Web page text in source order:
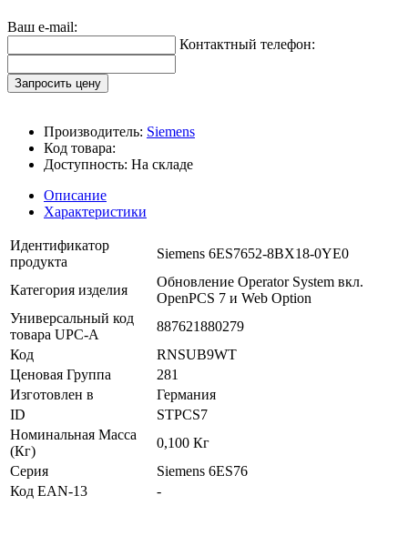
Ваш e-mail:
Контактный телефон:
Запросить цену
Производитель: Siemens
Код товара:
Доступность: На складе
Описание
Характеристики
Идентификатор
продукта
Siemens 6ES7652-8BX18-0YE0
Категория изделия
Обновление Operator System вкл.
OpenPCS 7 и Web Option
Универсальный код
товара UPC-A
887621880279
Код
RNSUB9WT
Ценовая Группа
281
Изготовлен в
Германия
ID
STPCS7
Номинальная Масса
(Кг)
0,100 Кг
Серия
Siemens 6ES76
Код EAN-13
-